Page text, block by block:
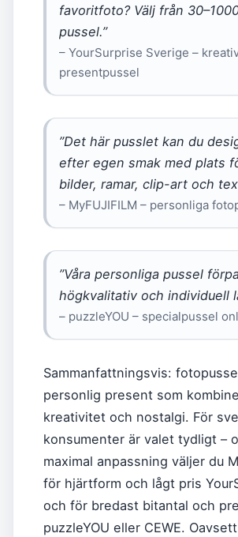
favoritfoto? Välj från
pussel.”
– YourSurprise Sverige –
presentpussel
”Det här pusslet kan du
efter egen smak med plats
bilder, ramar, clip-art och
– MyFUJIFILM – personliga
”Våra personliga pussel
högkvalitativ och individuell
– puzzleYOU – specialpussel
Sammanfattningsvis:
personlig present som
kreativitet och nostalgi. För
konsumenter är valet tydligt –
maximal anpassning väljer du
för hjärtform och lågt pris
och för bredast bitantal och
puzzleYOU eller CEWE.